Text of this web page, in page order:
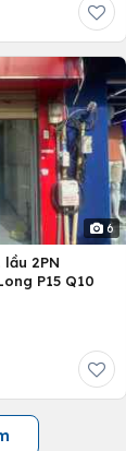
6
2PN
P15 Q10